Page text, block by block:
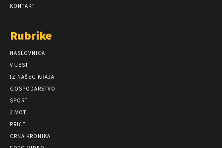
KONTAKT
Rubrike
NASLOVNICA
VIJESTI
IZ NAŠEG KRAJA
GOSPODARSTVO
SPORT
ŽIVOT
PRIČE
CRNA KRONIKA